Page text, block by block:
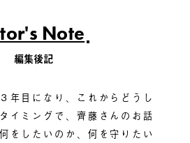
Note
編集後記
年目になり、これからどうし
イミングで、齊藤さんのお話
をしたいのか、何を守りたい